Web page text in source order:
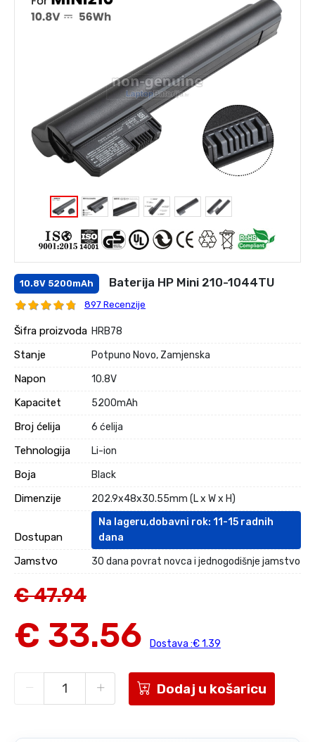
10.8V 5200mAh Baterija HP Mini 210-1044TU
897 Recenzije
Šifra proizvoda HRB78
Stanje Potpuno Novo, Zamjenska
Napon 10.8V
Kapacitet 5200mAh
Broj ćelija 6 ćelija
Tehnologija Li-ion
Boja Black
Dimenzije 202.9x48x30.55mm (L x W x H)
Dostupan
Na lageru,dobavni rok: 11-15 radnih
dana
Jamstvo 30 dana povrat novca i jednogodišnje jamstvo
€ 47.94
€ 33.56 Dostava :€ 1.39
Dodaj u košaricu